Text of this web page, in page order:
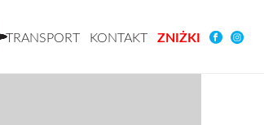
TRANSPORT KONTAKT ZNIŻKI